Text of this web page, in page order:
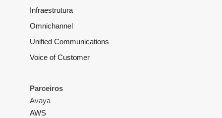
Infraestrutura
Omnichannel
Unified Communications
Voice of Customer
Parceiros
Avaya
AWS